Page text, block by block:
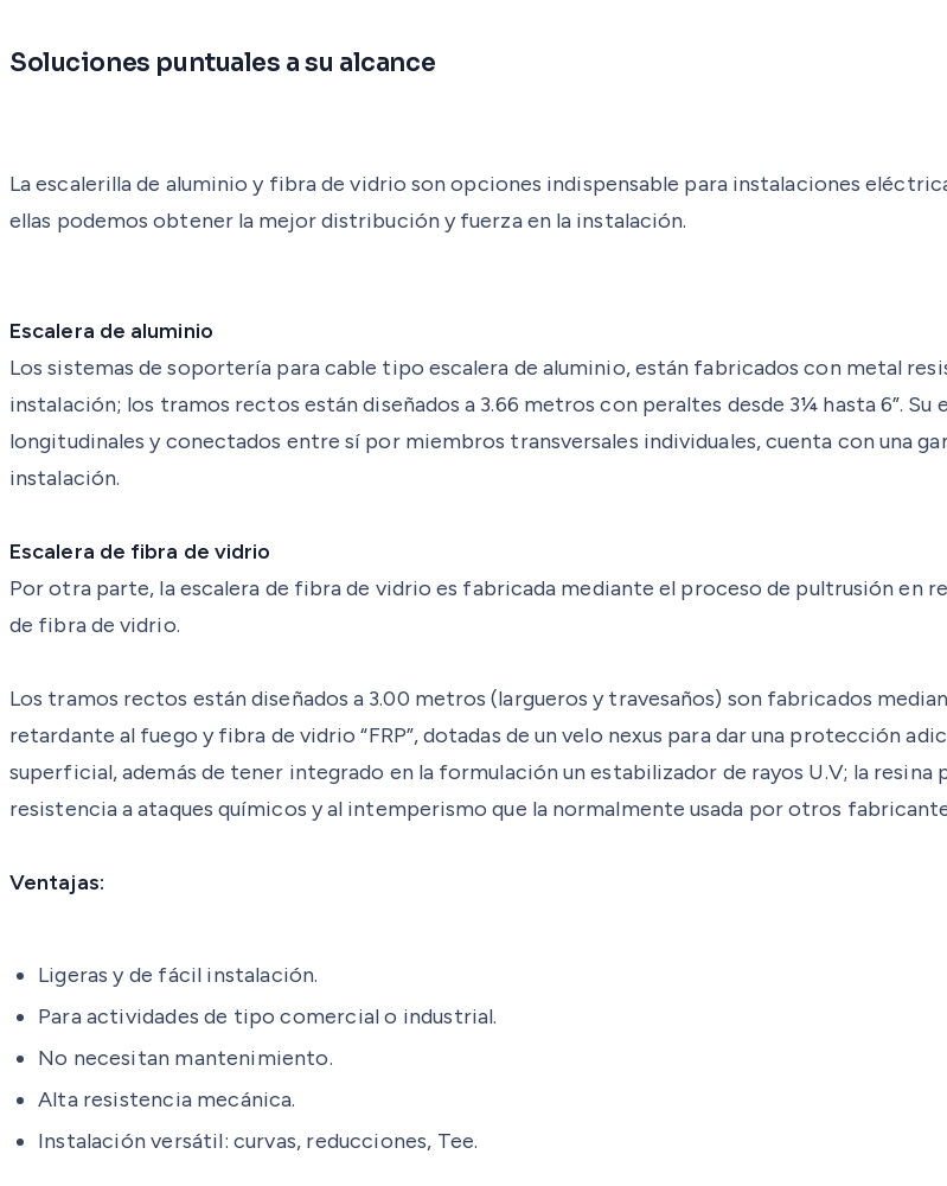
Soluciones puntuales a su alcance
La escalerilla de aluminio y fibra de vidrio son opciones indispensable para instalaciones
ellas podemos obtener la mejor distribución y fuerza en la instalación.
Escalera de aluminio
Los sistemas de soportería para cable tipo escalera de aluminio, están fabricados con metal
instalación; los tramos rectos están diseñados a 3.66 metros con peraltes desde 3¼ hasta 6”.
longitudinales y conectados entre sí por miembros transversales individuales, cuenta con una
instalación.
Escalera de fibra de vidrio
Por otra parte, la escalera de fibra de vidrio es fabricada mediante el proceso de pultrusión en
de fibra de vidrio.
Los tramos rectos están diseñados a 3.00 metros (largueros y travesaños) son fabricados
retardante al fuego y fibra de vidrio “FRP”, dotadas de un velo nexus para dar una protección
superficial, además de tener integrado en la formulación un estabilizador de rayos U.V; la
resistencia a ataques químicos y al intemperismo que la normalmente usada por otros
Ventajas:
Ligeras y de fácil instalación.
Para actividades de tipo comercial o industrial.
No necesitan mantenimiento.
Alta resistencia mecánica.
Instalación versátil: curvas, reducciones, Tee.